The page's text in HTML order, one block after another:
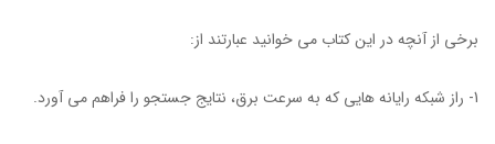
برخی از آنچه در این کتاب می خوانید عبارتند از:
1- راز شبکه رایانه هایی که به سرعت برق، نتایج جستجو را فراهم می آورد.